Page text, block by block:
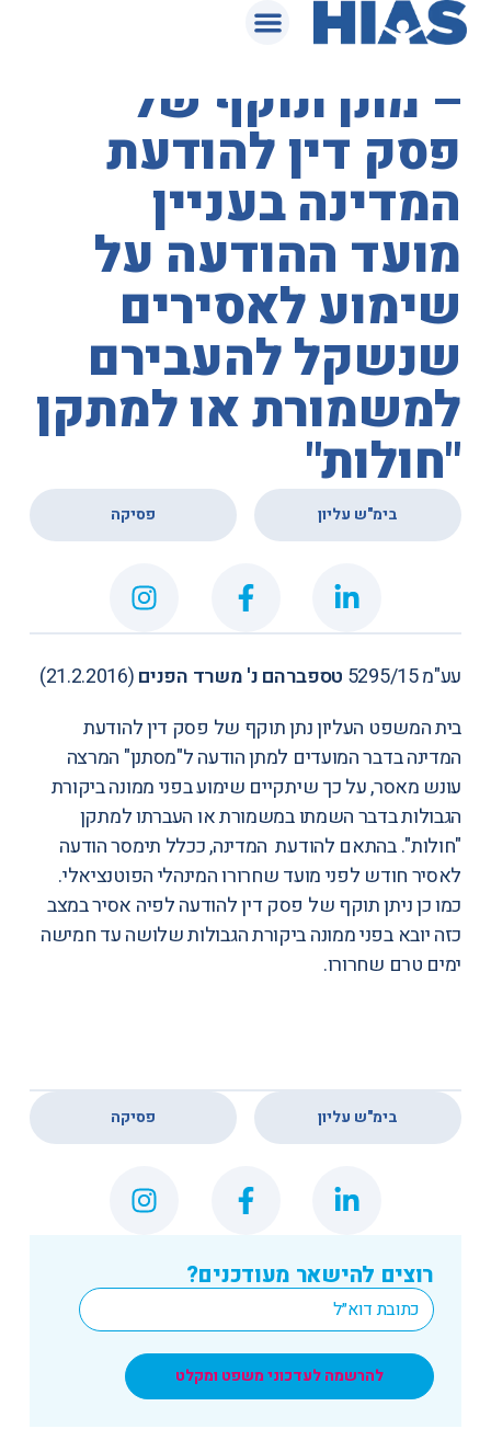
המאגר המשפטי
בית המשפט העליון
– מתן תוקף של
פסק דין להודעת
המדינה בעניין
מועד ההודעה על
שימוע לאסירים
שנשקל להעבירם
למשמורת או למתקן
"חולות"
בימ"ש עליון פסיקה
עע"מ 5295/15 טספברהם נ' משרד הפנים(21.2.2016)
בית המשפט העליון נתן תוקף של פסק דין להודעת
המדינה בדבר המועדים למתן הודעה ל"מסתנן" המרצה
עונש מאסר, על כך שיתקיים שימוע בפני ממונה ביקורת
הגבולות בדבר השמתו במשמורת או העברתו למתקן
"חולות". בהתאם להודעת המדינה, ככלל תימסר הודעה
לאסיר חודש לפני מועד שחרורו המינהלי הפוטנציאלי.
כמו כן ניתן תוקף של פסק דין להודעה לפיה אסיר במצב
כזה יובא בפני ממונה ביקורת הגבולות שלושה עד חמישה
ימים טרם שחרורו.
רוצים להישאר מעודכנים?
Email
*
להרשמה לעדכוני משפט ומקלט
בימ"ש עליון פסיקה